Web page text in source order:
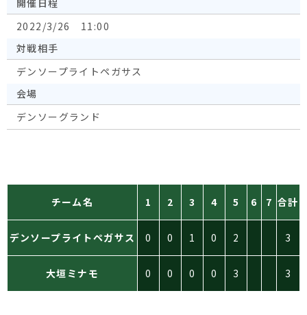
開催日程
2022/3/26 11:00
対戦相手
デンソープライトペガサス
会場
デンソーグランド
チーム名 1 2 3 4 5 6 7 合計
デンソープライトペガサス 0 0 1 0 2 3
大垣ミナモ 0 0 0 0 3 3